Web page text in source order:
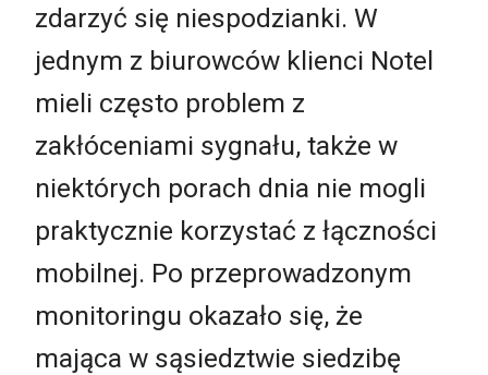
zdarzyć się niespodzianki. W
jednym z biurowców klienci Notel
mieli często problem z
zakłóceniami sygnału, także w
niektórych porach dnia nie mogli
praktycznie korzystać z łączności
mobilnej. Po przeprowadzonym
monitoringu okazało się, że
mająca w sąsiedztwie siedzibę